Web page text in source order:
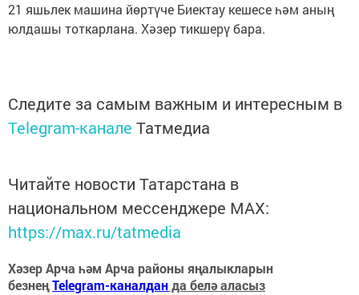
21 яшьлек машина йөртүче Биектау кешесе һәм аның
юлдашы тоткарлана. Хәзер тикшерү бара.
Следите за самым важным и интересным в
Telegram-канале Татмедиа
Читайте новости Татарстана в
национальном мессенджере MАХ:
https://max.ru/tatmedia
Хәзер Арча һәм Арча районы яңалыкларын
безнеңTelegram-каналданда белә аласыз